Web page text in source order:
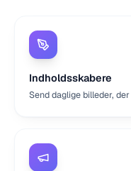
Indholdsskabere
Send daglige billeder,